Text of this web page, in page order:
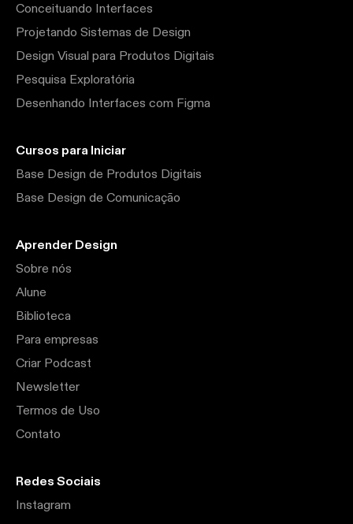
Conceituando Interfaces
Projetando Sistemas de Design
Design Visual para Produtos Digitais
Pesquisa Exploratória
Desenhando Interfaces com Figma
Cursos para Iniciar
Base Design de Produtos Digitais
Base Design de Comunicação
Aprender Design
Sobre nós
Alune
Biblioteca
Para empresas
Criar Podcast
Newsletter
Termos de Uso
Contato
Redes Sociais
Instagram